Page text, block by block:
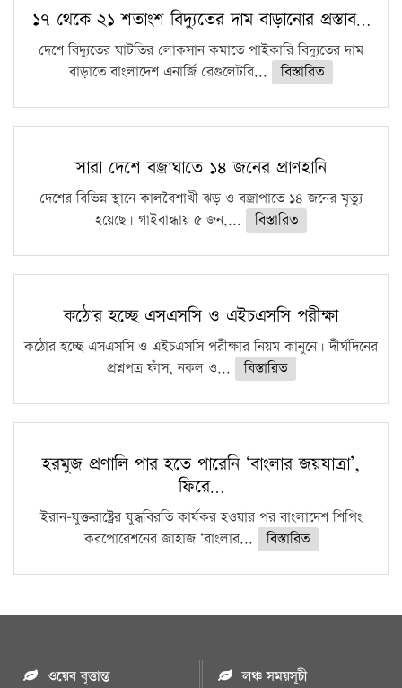
১৭ থেকে ২১ শতাংশ বিদ্যুতের দাম বাড়ানোর প্রস্তাব…
দেশে বিদ্যুতের ঘাটতির লোকসান কমাতে পাইকারি বিদ্যুতের দাম
বাড়াতে বাংলাদেশ এনার্জি রেগুলেটরি...
বিস্তারিত
সারা দেশে বজ্রাঘাতে ১৪ জনের প্রাণহানি
দেশের বিভিন্ন স্থানে কালবৈশাখী ঝড় ও বজ্রাপাতে ১৪ জনের মৃত্যু
হয়েছে। গাইবান্ধায় ৫ জন,...
বিস্তারিত
কঠোর হচ্ছে এসএসসি ও এইচএসসি পরীক্ষা
কঠোর হচ্ছে এসএসসি ও এইচএসসি পরীক্ষার নিয়ম কানুনে। দীর্ঘদিনের
প্রশ্নপত্র ফাঁস, নকল ও...
বিস্তারিত
হরমুজ প্রণালি পার হতে পারেনি ‘বাংলার জয়যাত্রা’,
ফিরে…
ইরান-যুক্তরাষ্ট্রের যুদ্ধবিরতি কার্যকর হওয়ার পর বাংলাদেশ শিপিং
করপোরেশনের জাহাজ ‘বাংলার...
বিস্তারিত
ওয়েব বৃত্তান্ত
লঞ্চ সময়সূচী